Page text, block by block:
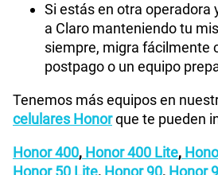
Si estás en otra operadora
a Claro manteniendo tu
siempre, migra fácilmente
postpago o un equipo
Tenemos más equipos en
celulares Honorque te pueden
Honor 400, Honor 400 Lite,